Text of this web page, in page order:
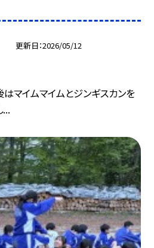
更新日 2026/05/12
マイムマイムとジンギスカンを
...